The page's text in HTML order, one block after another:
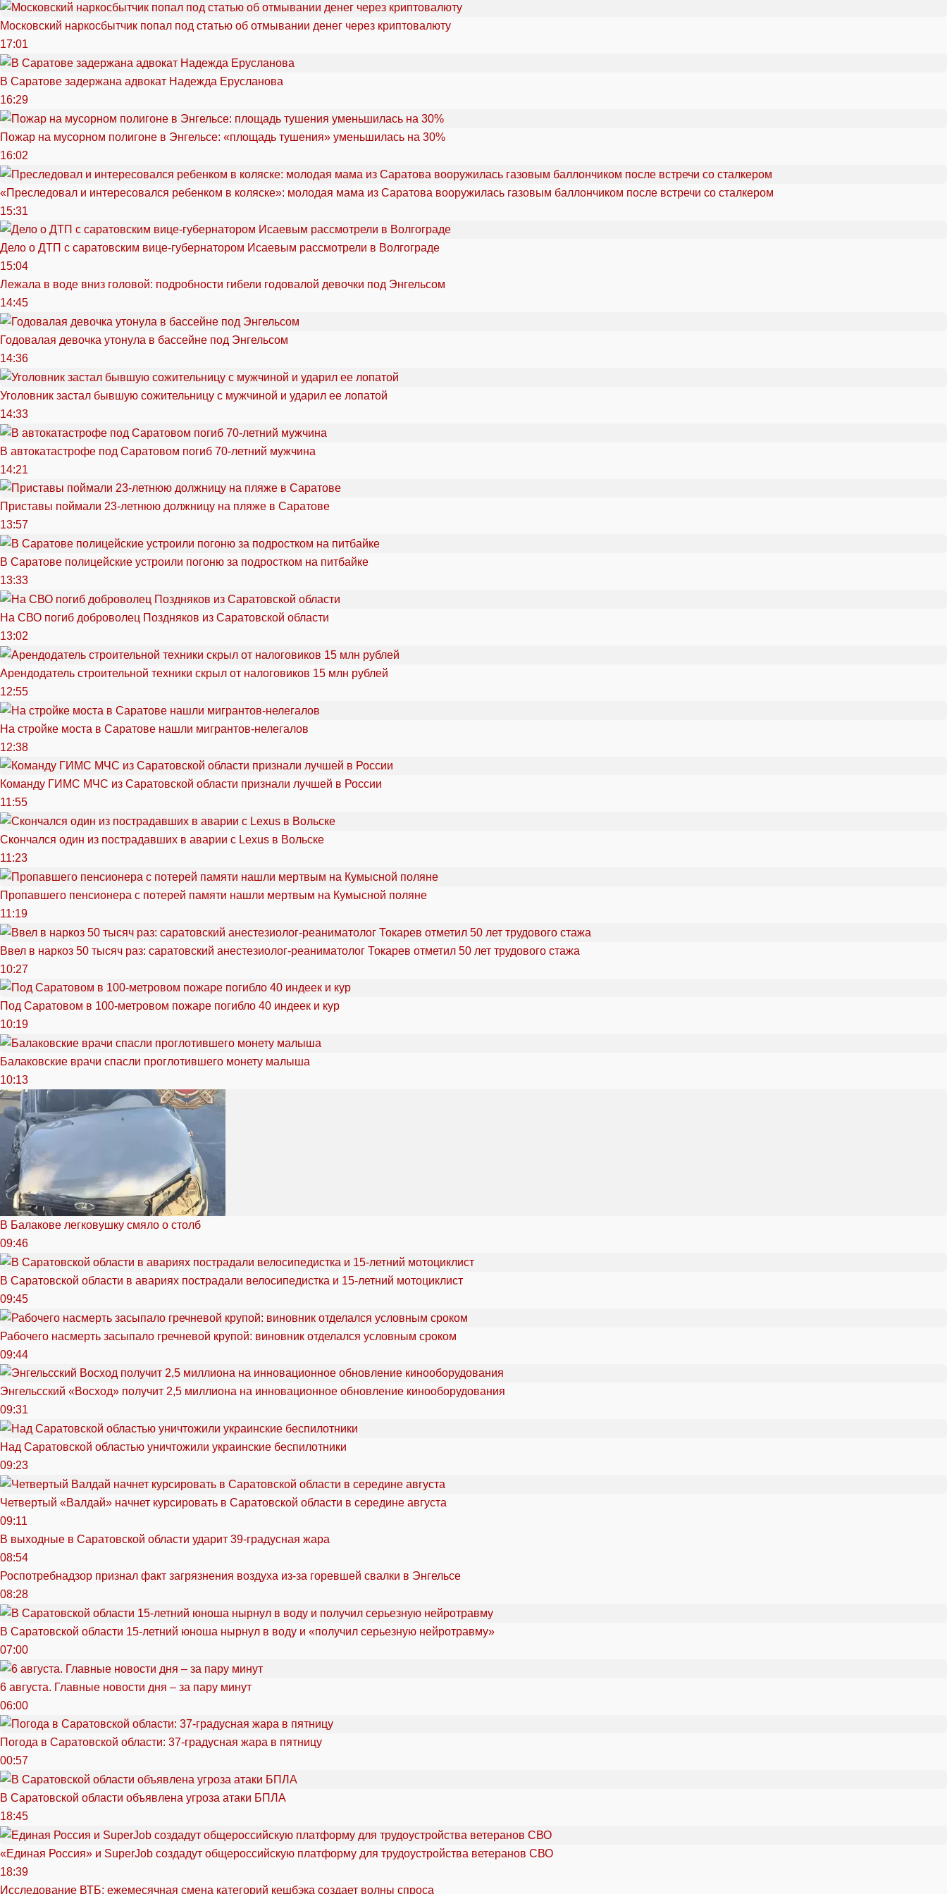
Московский наркосбытчик попал под статью об отмывании денег через криптовалюту
17:01
В Саратове задержана адвокат Надежда Ерусланова
16:29
Пожар на мусорном полигоне в Энгельсе: «площадь тушения» уменьшилась на 30%
16:02
«Преследовал и интересовался ребенком в коляске»: молодая мама из Саратова вооружилась газовым баллончиком после встречи со сталкером
15:31
Дело о ДТП с саратовским вице-губернатором Исаевым рассмотрели в Волгограде
15:04
Лежала в воде вниз головой: подробности гибели годовалой девочки под Энгельсом
14:45
Годовалая девочка утонула в бассейне под Энгельсом
14:36
Уголовник застал бывшую сожительницу с мужчиной и ударил ее лопатой
14:33
В автокатастрофе под Саратовом погиб 70-летний мужчина
14:21
Приставы поймали 23-летнюю должницу на пляже в Саратове
13:57
В Саратове полицейские устроили погоню за подростком на питбайке
13:33
На СВО погиб доброволец Поздняков из Саратовской области
13:02
Арендодатель строительной техники скрыл от налоговиков 15 млн рублей
12:55
На стройке моста в Саратове нашли мигрантов-нелегалов
12:38
Команду ГИМС МЧС из Саратовской области признали лучшей в России
11:55
Скончался один из пострадавших в аварии c Lexus в Вольске
11:23
Пропавшего пенсионера с потерей памяти нашли мертвым на Кумысной поляне
11:19
Ввел в наркоз 50 тысяч раз: саратовский анестезиолог-реаниматолог Токарев отметил 50 лет трудового стажа
10:27
Под Саратовом в 100-метровом пожаре погибло 40 индеек и кур
10:19
Балаковские врачи спасли проглотившего монету малыша
10:13
В Балакове легковушку смяло о столб
09:46
В Саратовской области в авариях пострадали велосипедистка и 15-летний мотоциклист
09:45
Рабочего насмерть засыпало гречневой крупой: виновник отделался условным сроком
09:44
Энгельсский «Восход» получит 2,5 миллиона на инновационное обновление кинооборудования
09:31
Над Саратовской областью уничтожили украинские беспилотники
09:23
Четвертый «Валдай» начнет курсировать в Саратовской области в середине августа
09:11
В выходные в Саратовской области ударит 39-градусная жара
08:54
Роспотребнадзор признал факт загрязнения воздуха из-за горевшей свалки в Энгельсе
08:28
В Саратовской области 15-летний юноша нырнул в воду и «получил серьезную нейротравму»
07:00
6 августа. Главные новости дня – за пару минут
06:00
Погода в Саратовской области: 37-градусная жара в пятницу
00:57
В Саратовской области объявлена угроза атаки БПЛА
18:45
«Единая Россия» и SuperJob создадут общероссийскую платформу для трудоустройства ветеранов СВО
18:39
Исследование ВТБ: ежемесячная смена категорий кешбэка создает волны спроса